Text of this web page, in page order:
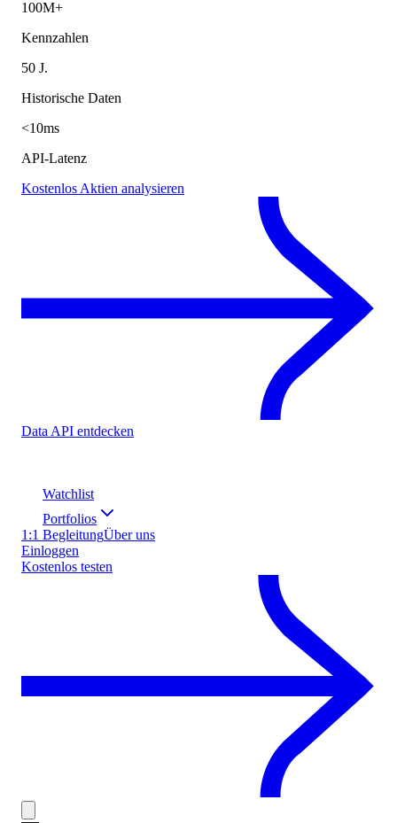
100M+
Kennzahlen
50 J.
Historische Daten
<10ms
API-Latenz
Kostenlos Aktien analysieren
Data API entdecken
Watchlist
Portfolios
1:1 BegleitungÜber uns
Einloggen
Kostenlos testen